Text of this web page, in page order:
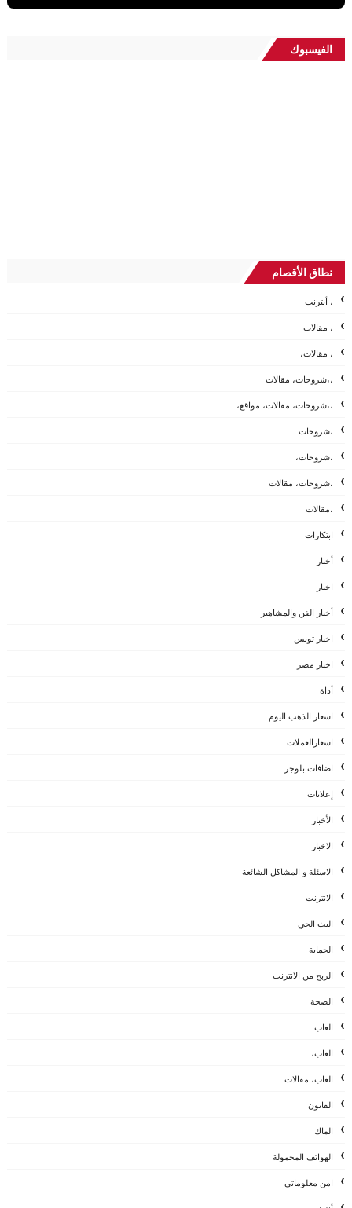
الفيسبوك
نطاق الأقصام
، أنترنت
، مقالات
، مقالات،
،،شروحات، مقالات
،،شروحات، مقالات، مواقع،
،شروحات
،شروحات،
،شروحات، مقالات
،مقالات
ابتكارات
أخبار
اخبار
أخبار الفن والمشاهير
اخبار تونس
اخبار مصر
أداة
اسعار الذهب اليوم
اسعارالعملات
اضافات بلوجر
إعلانات
الأخبار
الاخبار
الاسئلة و المشاكل الشائعة
الانترنت
البث الحي
الحماية
الربح من الانترنت
الصحة
العاب
العاب،
العاب، مقالات
القانون
الماك
الهواتف المحمولة
امن معلوماتي